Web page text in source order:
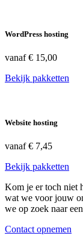
WordPress hosting
vanaf€ 15,00
Bekijk pakketten
Website hosting
vanaf€ 7,45
Bekijk pakketten
Kom je er toch niet
wat we voor jouw
we op zoek naar
Contact opnemen